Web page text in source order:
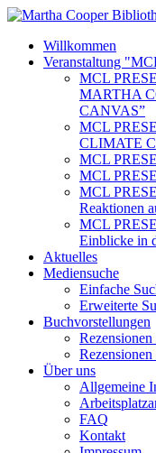
Willkommen
Veranstaltung
MCL
MARTHA
CANVAS”
MCL
CLIMATE
MCL
MCL
MCL
Reaktionen
MCL
Einblicke in
Aktuelles
Mediensuche
Einfache
Erweiterte
Buchvorstellungen
Rezensionen
Über uns
Allgemeine
FAQ
Kontakt